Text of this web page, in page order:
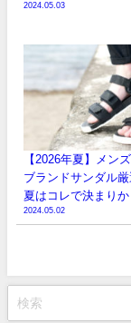
2024.05.03
【2026年夏】メン
ブランドサンダル
夏はコレで決まりか
2024.05.02